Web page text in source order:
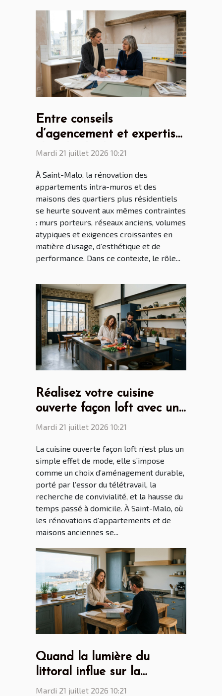
Entre conseils
d’agencement et expertise
: le rôle clé du cuisiniste
rénovation malouine
Mardi 21 juillet 2026 10:21
À Saint-Malo, la rénovation des
appartements intra-muros et des
maisons des quartiers plus résidentiels
se heurte souvent aux mêmes contraintes
: murs porteurs, réseaux anciens, volumes
atypiques et exigences croissantes en
matière d’usage, d’esthétique et de
performance. Dans ce contexte, le rôle...
Réalisez votre cuisine
ouverte façon loft avec un
cuisiniste Saint Malo
Mardi 21 juillet 2026 10:21
La cuisine ouverte façon loft n’est plus un
simple effet de mode, elle s’impose
comme un choix d’aménagement durable,
porté par l’essor du télétravail, la
recherche de convivialité, et la hausse du
temps passé à domicile. À Saint-Malo, où
les rénovations d’appartements et de
maisons anciennes se...
Quand la lumière du
littoral influe sur la
création des cuisines par
Mardi 21 juillet 2026 10:21